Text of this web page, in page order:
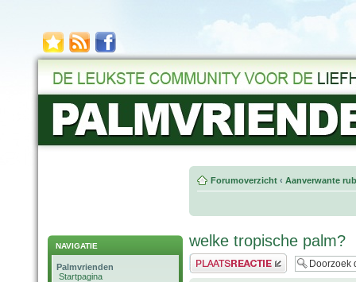
NAVIGATIE
Palmvrienden
Startpagina
Forumoverzicht ‹ Aanverwante
welke tropische palm?
Plaats een reactie